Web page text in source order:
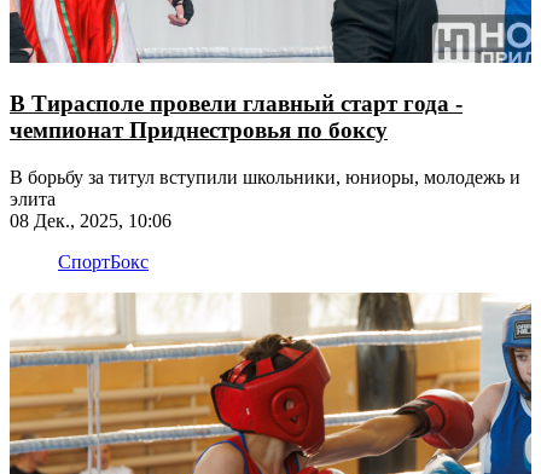
В Тирасполе провели главный старт года -
чемпионат Приднестровья по боксу
​​​​​​​В борьбу за титул вступили школьники, юниоры, молодежь и
элита
08 Дек., 2025, 10:06
СпортБокс